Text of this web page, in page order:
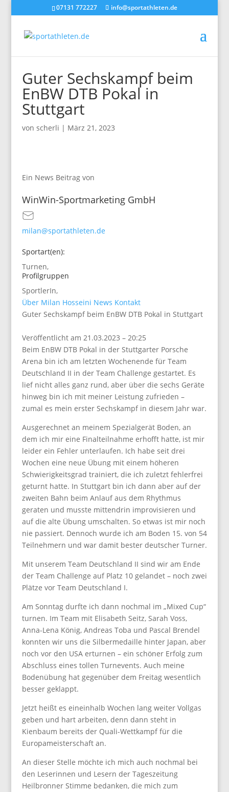
07131 772227 info@sportathleten.de
Guter Sechskampf beim
EnBW DTB Pokal in
Stuttgart
von scherli | März 21, 2023
Ein News Beitrag von
WinWin-Sportmarketing GmbH
milan@sportathleten.de
Sportart(en):
Turnen,
Profilgruppen
SportlerIn,
Über Milan Hosseini News Kontakt
Guter Sechskampf beim EnBW DTB Pokal in Stuttgart
Veröffentlicht am 21.03.2023 – 20:25
Beim EnBW DTB Pokal in der Stuttgarter Porsche
Arena bin ich am letzten Wochenende für Team
Deutschland II in der Team Challenge gestartet. Es
lief nicht alles ganz rund, aber über die sechs Geräte
hinweg bin ich mit meiner Leistung zufrieden –
zumal es mein erster Sechskampf in diesem Jahr war.
Ausgerechnet an meinem Spezialgerät Boden, an
dem ich mir eine Finalteilnahme erhofft hatte, ist mir
leider ein Fehler unterlaufen. Ich habe seit drei
Wochen eine neue Übung mit einem höheren
Schwierigkeitsgrad trainiert, die ich zuletzt fehlerfrei
geturnt hatte. In Stuttgart bin ich dann aber auf der
zweiten Bahn beim Anlauf aus dem Rhythmus
geraten und musste mittendrin improvisieren und
auf die alte Übung umschalten. So etwas ist mir noch
nie passiert. Dennoch wurde ich am Boden 15. von 54
Teilnehmern und war damit bester deutscher Turner.
Mit unserem Team Deutschland II sind wir am Ende
der Team Challenge auf Platz 10 gelandet – noch zwei
Plätze vor Team Deutschland I.
Am Sonntag durfte ich dann nochmal im „Mixed Cup“
turnen. Im Team mit Elisabeth Seitz, Sarah Voss,
Anna-Lena König, Andreas Toba und Pascal Brendel
konnten wir uns die Silbermedaille hinter Japan, aber
noch vor den USA erturnen – ein schöner Erfolg zum
Abschluss eines tollen Turnevents. Auch meine
Bodenübung hat gegenüber dem Freitag wesentlich
besser geklappt.
Jetzt heißt es eineinhalb Wochen lang weiter Vollgas
geben und hart arbeiten, denn dann steht in
Kienbaum bereits der Quali-Wettkampf für die
Europameisterschaft an.
An dieser Stelle möchte ich mich auch nochmal bei
den Leserinnen und Lesern der Tageszeitung
Heilbronner Stimme bedanken, die mich zum